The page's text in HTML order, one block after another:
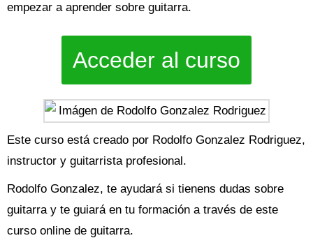
empezar a aprender sobre guitarra.
Acceder al curso
Este curso está creado por Rodolfo Gonzalez Rodriguez,
instructor y guitarrista profesional.
Rodolfo Gonzalez, te ayudará si tienens dudas sobre
guitarra y te guiará en tu formación a través de este
curso online de guitarra.